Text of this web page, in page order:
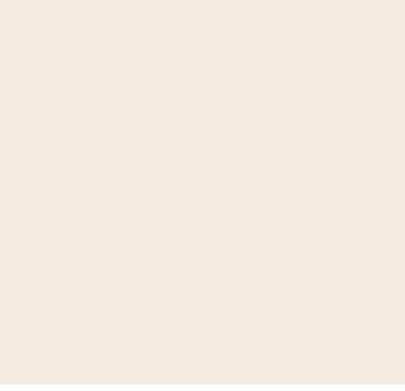
studera deras häckningsbiologi. En inventering 1984
fanns det på den tiden 8–9 revir, idag finns bara
Reino beskrev sången för oss och det dröjde
sången avgjorde att det var en ettårig hane. Likt
fram. I detta läge passade det bra att lära sig om
att hanarna är mer rörliga, de flyger norrut efter revir,
till Sverige. Den första tiden ägnas åt att etablera
plats igen visade att den som först tog ett revir behöll
Stenskvättan var liksom den svarta rödstjärten
ogräs minskat kraftigt sedan varvstiden
i södra Europa har antagligen bidragit till